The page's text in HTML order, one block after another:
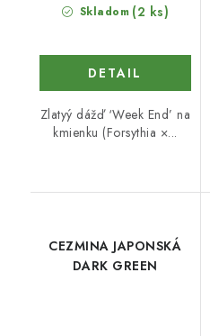
Skladom (2 ks)
DETAIL
Zlatyý dážď ‘Week End’ na
kmienku (Forsythia ×...
CEZMINA JAPONSKÁ
DARK GREEN